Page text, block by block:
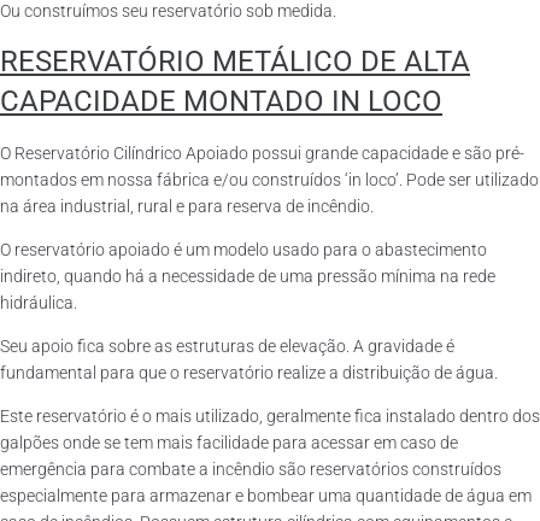
Ou construímos seu reservatório sob medida.
RESERVATÓRIO METÁLICO DE ALTA
CAPACIDADE MONTADO IN LOCO
O Reservatório Cilíndrico Apoiado possui grande capacidade e são pré-
montados em nossa fábrica e/ou construídos ‘in loco’. Pode ser utilizado
na área industrial, rural e para reserva de incêndio.
O reservatório apoiado é um modelo usado para o abastecimento
indireto, quando há a necessidade de uma pressão mínima na rede
hidráulica.
Seu apoio fica sobre as estruturas de elevação. A gravidade é
fundamental para que o reservatório realize a distribuição de água.
Este reservatório é o mais utilizado, geralmente fica instalado dentro dos
galpões onde se tem mais facilidade para acessar em caso de
emergência para combate a incêndio são reservatórios construídos
especialmente para armazenar e bombear uma quantidade de água em